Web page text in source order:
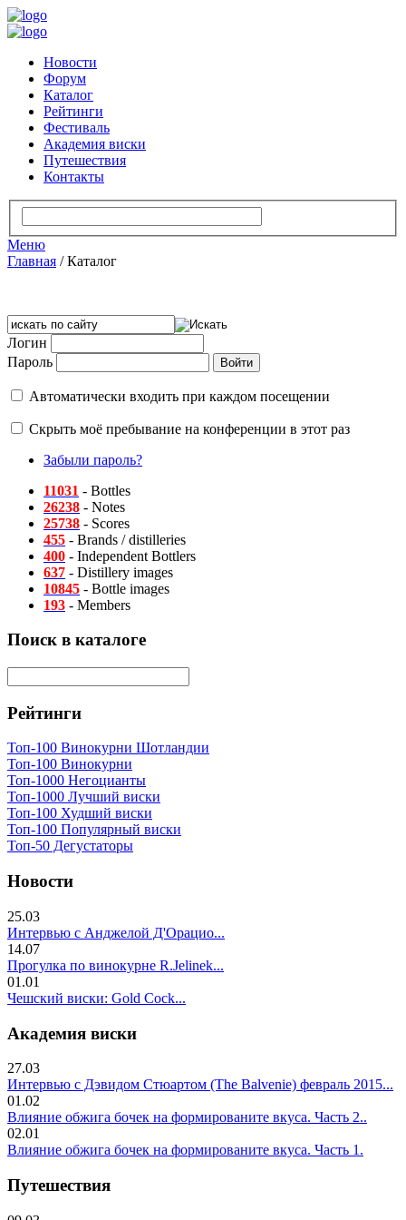
Новости
Форум
Каталог
Рейтинги
Фестиваль
Академия виски
Путешествия
Контакты
Меню
Главная /Каталог
Логин
Пароль
Автоматически входить при каждом посещении
Скрыть моё пребывание на конференции в этот раз
Забыли пароль?
11031 - Bottles
26238 - Notes
25738 - Scores
455 - Brands / distilleries
400 - Independent Bottlers
637 - Distillery images
10845 - Bottle images
193 - Members
Поиск в каталоге
Рейтинги
Топ-100 Винокурни Шотландии
Топ-100 Винокурни
Топ-1000 Негоцианты
Топ-1000 Лучший виски
Топ-100 Худший виски
Топ-100 Популярный виски
Топ-50 Дегустаторы
Новости
25.03
Интервью с Анджелой Д'Орацио...
14.07
Прогулка по винокурне R.Jelinek...
01.01
Чешский виски: Gold Cock...
Академия виски
27.03
Интервью с Дэвидом Стюартом (The Balvenie) февраль 2015...
01.02
Влияние обжига бочек на формированите вкуса. Часть 2..
02.01
Влияние обжига бочек на формированите вкуса. Часть 1.
Путешествия